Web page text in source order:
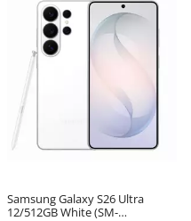
Samsung Galaxy S26 Ultra
12/512GB White (SM-